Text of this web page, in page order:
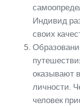
Индивид
своих
оказывают
личности.
человек